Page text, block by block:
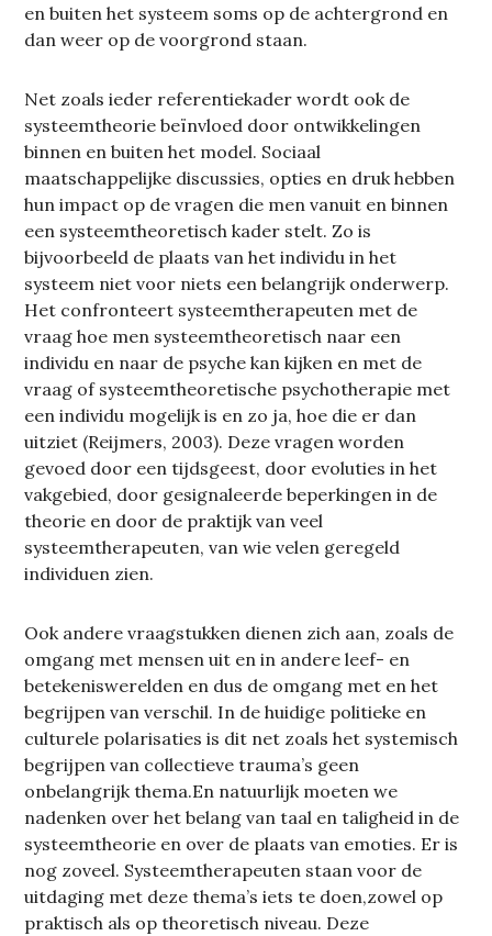
en buiten het systeem soms op de achtergrond en
dan weer op de voorgrond staan.
Net zoals ieder referentiekader wordt ook de
systeemtheorie beïnvloed door ontwikkelingen
binnen en buiten het model. Sociaal
maatschappelijke discussies, opties en druk hebben
hun impact op de vragen die men vanuit en binnen
een systeemtheoretisch kader stelt. Zo is
bijvoorbeeld de plaats van het individu in het
systeem niet voor niets een belangrijk onderwerp.
Het confronteert systeemtherapeuten met de
vraag hoe men systeemtheoretisch naar een
individu en naar de psyche kan kijken en met de
vraag of systeemtheoretische psychotherapie met
een individu mogelijk is en zo ja, hoe die er dan
uitziet (Reijmers, 2003). Deze vragen worden
gevoed door een tijdsgeest, door evoluties in het
vakgebied, door gesignaleerde beperkingen in de
theorie en door de praktijk van veel
systeemtherapeuten, van wie velen geregeld
individuen zien.
Ook andere vraagstukken dienen zich aan, zoals de
omgang met mensen uit en in andere leef- en
betekeniswerelden en dus de omgang met en het
begrijpen van verschil. In de huidige politieke en
culturele polarisaties is dit net zoals het systemisch
begrijpen van collectieve trauma’s geen
onbelangrijk thema.En natuurlijk moeten we
nadenken over het belang van taal en taligheid in de
systeemtheorie en over de plaats van emoties. Er is
nog zoveel. Systeemtherapeuten staan voor de
uitdaging met deze thema’s iets te doen,zowel op
praktisch als op theoretisch niveau. Deze